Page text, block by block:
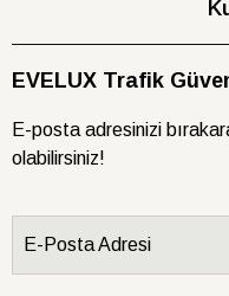
EVELUX Trafik
E-posta adresinizi
olabilirsiniz!
E-Posta Adresi